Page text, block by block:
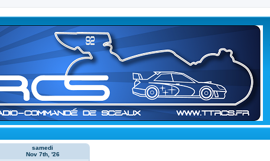
samedi
Nov 7th, '26